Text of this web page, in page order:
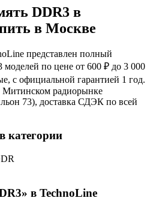
DDR3 в
в Москве
представлен полный
по цене от 600 ₽ до 3 000
с официальной гарантией 1 год.
радиорынке
73), доставка СДЭК по всей
категории
» в TechnoLine